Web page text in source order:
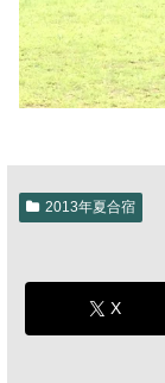
2013年夏合宿
X